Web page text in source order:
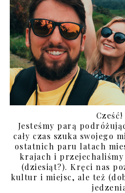
Cześć!
Jesteśmy parą
cały czas szuka swojego
ostatnich paru latach
krajach i
(dziesiąt?). Kręci nas
kultur i miejsc, ale też